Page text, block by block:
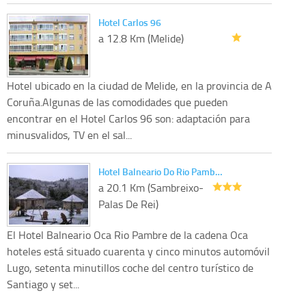
Hotel Carlos 96
a 12.8 Km (Melide)
Hotel ubicado en la ciudad de Melide, en la provincia de A
Coruña.Algunas de las comodidades que pueden
encontrar en el Hotel Carlos 96 son: adaptación para
minusvalidos, TV en el sal...
Hotel Balneario Do Rio Pamb…
a 20.1 Km (Sambreixo-
Palas De Rei)
El Hotel Balneario Oca Rio Pambre de la cadena Oca
hoteles está situado cuarenta y cinco minutos automóvil
Lugo, setenta minutillos coche del centro turístico de
Santiago y set...